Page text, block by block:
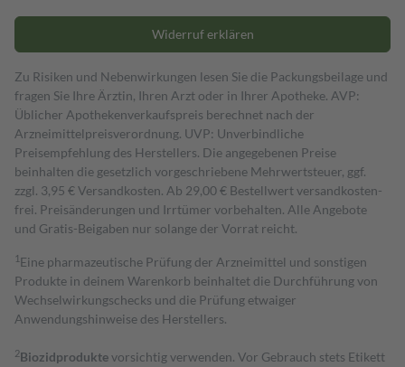
Widerruf erklären
Zu Risiken und Nebenwirkungen lesen Sie die Packungsbeilage und
fragen Sie Ihre Ärztin, Ihren Arzt oder in Ihrer Apotheke. AVP:
Üblicher Apothekenverkaufspreis berechnet nach der
Arzneimittelpreisverordnung. UVP: Unverbindliche
Preisempfehlung des Herstellers. Die angegebenen Preise
beinhalten die gesetzlich vorgeschriebene Mehrwertsteuer, ggf.
zzgl. 3,95 € Versandkosten. Ab 29,00 € Bestell­wert versand­kosten­
frei. Preisänderungen und Irrtümer vorbehalten. Alle Angebote
und Gratis-Beigaben nur solange der Vorrat reicht.
1 Eine pharmazeutische Prüfung der Arzneimittel und sonstigen
Produkte in deinem Warenkorb beinhaltet die Durchführung von
Wechselwirkungschecks und die Prüfung etwaiger
Anwendungshinweise des Herstellers.
2Biozidproduktevorsichtig verwenden. Vor Gebrauch stets Etikett